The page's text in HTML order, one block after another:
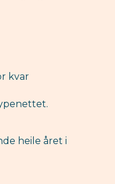
kvar
heile året i